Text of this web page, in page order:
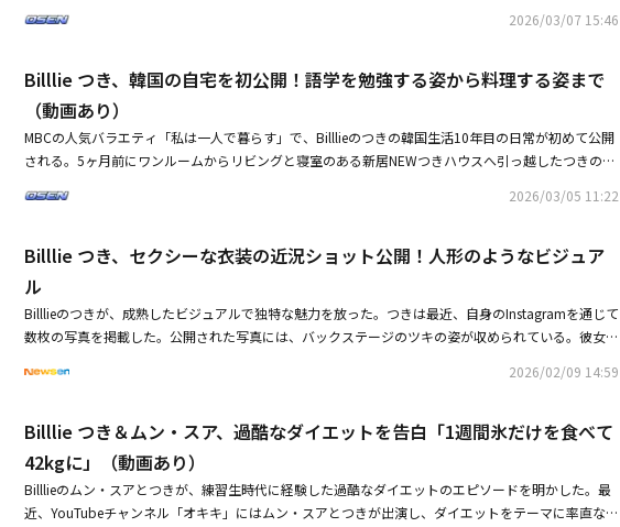
ほど前だ」と自宅を公開した。また「韓国に来て10年になった。8年間宿舎生活をしてから一人暮ら
めた」と語った。つきの寝室はピンク色で溢れていた。彼女は「もともと好きな色がピンク色だ。レ
ース、花模様、こんな感じで飾っている」と話した。しかしリビングはブラック一色で飾られ、目を
引いた。彼女はリビングについて「実はリビングが一番好きだ。日光もあまり好きではないし、暗い
空間が心を楽にしてくれるので、ブラックのソファ、ブラックのテーブル、カーテンまでブラック
だ。あちこちがブラックトーンだ」と言い、さらには白いテレビまで直接ブラックに塗装したと明か
る。それを購入して筆で一つずつ塗装した」と答えた。ブラックのリビング、キッチンの横には韓国
ーテに行くの？」と尋ね、つきは「そうだ。調味料を買いにドン・キホーテへ行く」と答えた。つき
は起きるとすぐにリビングに出てウォーキング運動を始めた。彼女は「休みの日は毎朝30分から1時
間歩く。歩きながらアニメ、ドラマ、映画を見る」と話した。この時、彼女は韓国語の勉強をするた
めに韓国映画を流していた。字幕も韓国語にして視聴した。彼女は韓国語の勉強の秘訣について「一
旦、両親との連絡を断った。6ヶ月ほど日本語を使わないようにと。それで連絡を断って1日に単語3
0個を覚えた。毎週テストをした」と明かし、皆を驚かせた。12歳で韓国に初めて来たというつきは
語、中国語、日本語を流暢に話すチョン・ヒョンムに向かって「兄さんはだから言語が上手なよう
だ。両親との連絡を断って」と言い、笑いを誘った。
2026/03/07 15:46
Billlie つき、韓国の自宅を初公開！語学を勉強する姿から料理する姿まで
（動画あり）
MBCの人気バラエティ「私は一人で暮らす」で、Billlieのつきの韓国生活10年目の日常が初めて公開
される。5ヶ月前にワンルームからリビングと寝室のある新居NEWつきハウスへ引っ越したつきの生
きは、2022年に「GingaMingaYo」のチッケム（一人にフォーカスした映像）で豊かな表情で話題と
組で活躍している。最近では「極限84」を通じて、現役ガールズグループとして初めてフルマラソ
ンを完走し、限界に挑戦する強い精神力を見せた。「私は一人で暮らす」では、韓国生活10年目・
一人暮らし2年目となるつきの日常とともに、引っ越してから5ヶ月が経ったNEWつきハウスが公開
される。愛らしいピンクのインテリアが印象的な寝室に加え、自ら塗装した黒いテレビやカーテンな
ど、黒のアイテムで統一されたリビングのインテリアが対照的な魅力を見せる。つきは「日差しがあ
まり好きじゃないんです」と明かし、その理由にも関心が集まっている。また、起きてすぐにウォー
料理・洋食まで自炊に自信を見せたつきは「熟成キムチの蒸し物」に挑戦する。スーパーで材料を丁
寧に比較し、計量もせず手際よくタレを作っていくが、完成した料理を味見した瞬間、衝撃を受け
「自信がなくなりました」と語り、笑いを誘った。つきが料理への自信を取り戻せるのかにも注目が
集まる。つきの魅力が詰まったNEWつきハウスは、6日の午後11時10分に韓国で放送されるMBC
2026/03/05 11:22
Billlie つき、セクシーな衣装の近況ショット公開！人形のようなビジュア
ル
Billlieのつきが、成熟したビジュアルで独特な魅力を放った。つきは最近、自身のInstagramを通じて
数枚の写真を掲載した。公開された写真には、バックステージのツキの姿が収められている。彼女
きは最近、MBCのバラエティ番組「極限84」を通じて負傷しているにもかかわらず、人生初のフル
だけを食べて42kgに」（動画あり）・Billlie つき、SMでアルバイト！？WayVやHearts2Heartsのコン
テンツ撮影に挑戦（動画あり）
2026/02/09 14:59
Billlie つき＆ムン・スア、過酷なダイエットを告白「1週間氷だけを食べて
42kgに」（動画あり）
Billlieのムン・スアとつきが、練習生時代に経験した過酷なダイエットのエピソードを明かした。最
近、YouTubeチャンネル「オキキ」にはムン・スアとつきが出演し、ダイエットをテーマに率直なト